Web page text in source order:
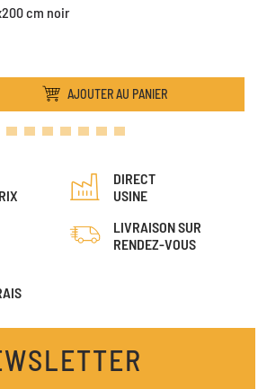
cm noir
AJOUTER AU PANIER
DIRECT
USINE
LIVRAISON SUR
RENDEZ-VOUS